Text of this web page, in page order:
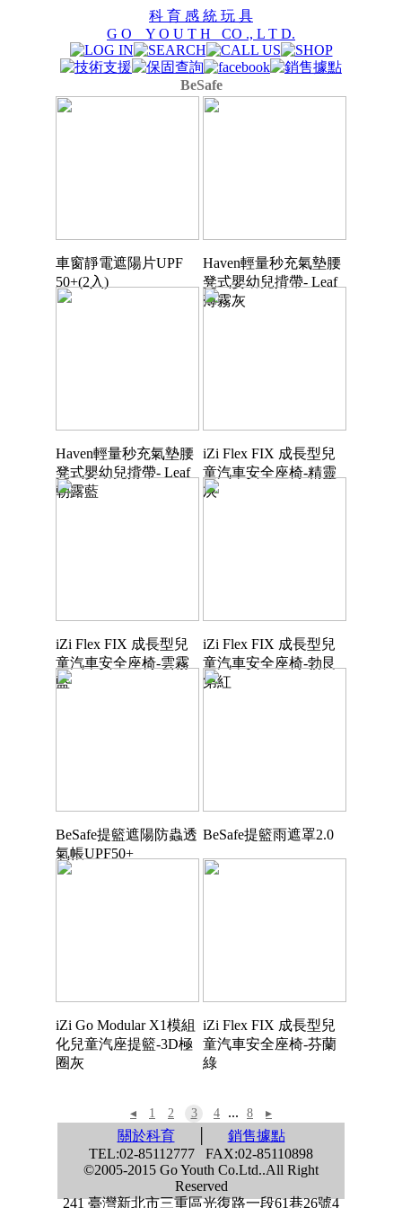
科 育 感 統 玩 具
G O Y O U T H CO ., L T D.
BeSafe
車窗靜電遮陽片UPF
50+(2入)
Haven輕量秒充氣墊腰
凳式嬰幼兒揹帶- Leaf
薄霧灰
Haven輕量秒充氣墊腰
凳式嬰幼兒揹帶- Leaf
朝露藍
iZi Flex FIX 成長型兒
童汽車安全座椅-精靈
灰
iZi Flex FIX 成長型兒
童汽車安全座椅-雲霧
藍
iZi Flex FIX 成長型兒
童汽車安全座椅-勃艮
第紅
BeSafe提籃遮陽防蟲透
氣帳UPF50+
BeSafe提籃雨遮罩2.0
iZi Go Modular X1模組
化兒童汽座提籃-3D極
圈灰
iZi Flex FIX 成長型兒
童汽車安全座椅-芬蘭
綠
◂ 1 2 3 4 ... 8 ▸
關於科育│ 銷售據點
TEL:02-85112777 FAX:02-85110898
©2005-2015 Go Youth Co.Ltd..All Right
Reserved
241 臺灣新北市三重區光復路一段61巷26號4